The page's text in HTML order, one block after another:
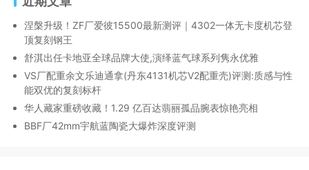
涅槃升级！ZF厂爱彼15500最新测评｜4302一体无卡度机芯登
顶复刻钢王
舒淇出任卡地亚全球品牌大使,演绎蓝气球系列隽永优雅
VS厂配重余文乐迪通拿(丹东4131机芯V2配重壳)评测:质感与性
能双优的复刻标杆
华人藏家重磅收藏！1.29 亿百达翡丽孤品腕表惊艳亮相
BBF厂42mm宇航蓝陶瓷大爆炸深度评测